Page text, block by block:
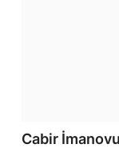
Cabir